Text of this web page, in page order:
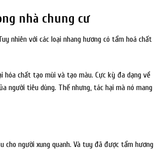
nhà chung cư
nhiên với các loại nhang hương có tẩm hoá chất
hóa chất tạo mùi và tạo màu. Cực kỳ đa dạng về
người tiêu dùng. Thế nhưng, tác hại mà nó mang
người xung quanh. Và tuy đã được tẩm hương